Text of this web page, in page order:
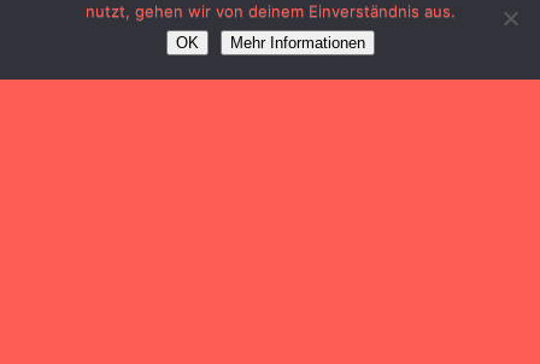
nutzt, gehen wir von deinem Einverständnis aus.
OK Mehr Informationen